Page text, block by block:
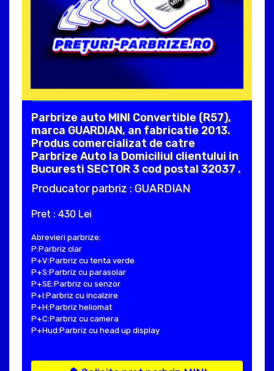
Parbrize auto MINI Convertible (R57),
marca GUARDIAN, an fabricatie 2013.
Produs comercializat de catre
Parbrize Auto la Domiciliul clientului in
Bucuresti SECTOR 3 cod postal 32037 .
Producator parbriz : GUARDIAN
Pret : 430 Lei
Abrevieri parbrize:
P:Parbriz clar
P+V:Parbriz cu tenta verde
P+S:Parbriz cu parasolar
P+SE:Parbriz cu senzor
P+I:Parbriz cu incalzire
P+H:Parbriz heliomat
P+C:Parbriz cu camera
P+Hud:Parbriz cu head up display